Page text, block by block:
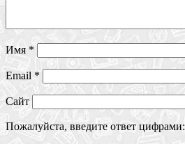
Имя *
Email *
Сайт
Пожалуйста, введите ответ цифрами: